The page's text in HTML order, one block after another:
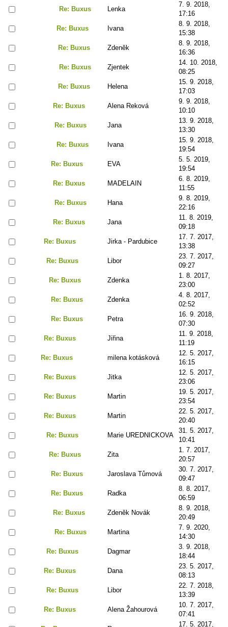
Re: Buxus
Lenka
7. 9. 2018,
17:16
Re: Buxus
Ivana
8. 9. 2018,
15:38
Re: Buxus
Zdeněk
8. 9. 2018,
16:36
Re: Buxus
Zjentek
14. 10. 2018,
08:25
Re: Buxus
Helena
15. 9. 2018,
17:03
Re: Buxus
Alena Reková
9. 9. 2018,
10:10
Re: Buxus
Jana
13. 9. 2018,
13:30
Re: Buxus
Ivana
15. 9. 2018,
19:54
Re: Buxus
EVA
5. 5. 2019,
19:54
Re: Buxus
MADELAIN
6. 8. 2019,
11:55
Re: Buxus
Hana
9. 8. 2019,
22:16
Re: Buxus
Jana
11. 8. 2019,
09:18
Re: Buxus
Jirka - Pardubice
17. 7. 2017,
13:38
Re: Buxus
Libor
23. 7. 2017,
09:27
Re: Buxus
Zdenka
1. 8. 2017,
23:00
Re: Buxus
Zdenka
4. 8. 2017,
02:52
Re: Buxus
Petra
16. 9. 2018,
07:30
Re: Buxus
Jiřina
11. 9. 2018,
11:19
Re: Buxus
milena kotásková
12. 5. 2017,
16:15
Re: Buxus
Jitka
12. 5. 2017,
23:06
Re: Buxus
Martin
19. 5. 2017,
23:54
Re: Buxus
Martin
22. 5. 2017,
20:40
Re: Buxus
Marie UREDNICKOVA
31. 5. 2017,
10:41
Re: Buxus
Zita
1. 7. 2017,
20:57
Re: Buxus
Jaroslava Tůmová
30. 7. 2017,
09:47
Re: Buxus
Radka
8. 8. 2017,
06:59
Re: Buxus
Zdeněk Novák
8. 9. 2018,
20:49
Re: Buxus
Martina
7. 9. 2020,
14:30
Re: Buxus
Dagmar
3. 9. 2018,
18:44
Re: Buxus
Dana
23. 5. 2017,
08:13
Re: Buxus
Libor
22. 7. 2018,
13:39
Re: Buxus
Alena Žahourová
10. 7. 2017,
07:41
17. 5. 2017,